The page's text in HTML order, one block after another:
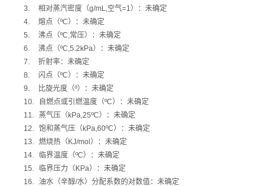
3.
相对蒸汽密度（g/mL,空气=1）：未确定
4.
熔点（ºC）：未确定
5.
沸点（ºC,常压）：未确定
6.
沸点（ºC,5.2kPa）：未确定
7.
折射率：未确定
8.
闪点（ºC）：未确定
9.
比旋光度（º）：未确定
10.
自燃点或引燃温度（ºC）：未确定
11.
蒸气压（ kPa,25ºC）：未确定
12. 饱和蒸气压（ kPa,60ºC）：未确定
13. 燃烧热（ KJ/mol ）：未确定
14.
临界温度（ºC）：未确定
15.
临界压力（ KPa）：未确定
16. 油水（辛醇/水）分配系数的对数值：未确定